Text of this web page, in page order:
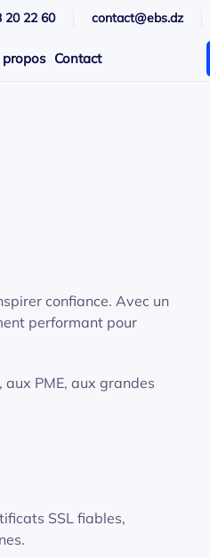
20 22 60 contact@ebs.dz
Contact
confiance. Avec un
performant pour
PME, aux grandes
SSL fiables,